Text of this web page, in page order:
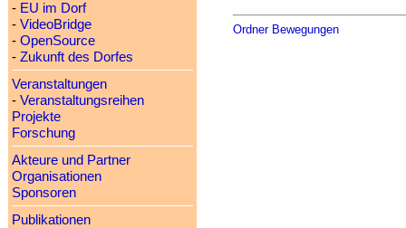
- EU im Dorf
- VideoBridge
- OpenSource
- Zukunft des Dorfes
Veranstaltungen
- Veranstaltungsreihen
Projekte
Forschung
Akteure und Partner
Organisationen
Sponsoren
Publikationen
Ordner Bewegungen